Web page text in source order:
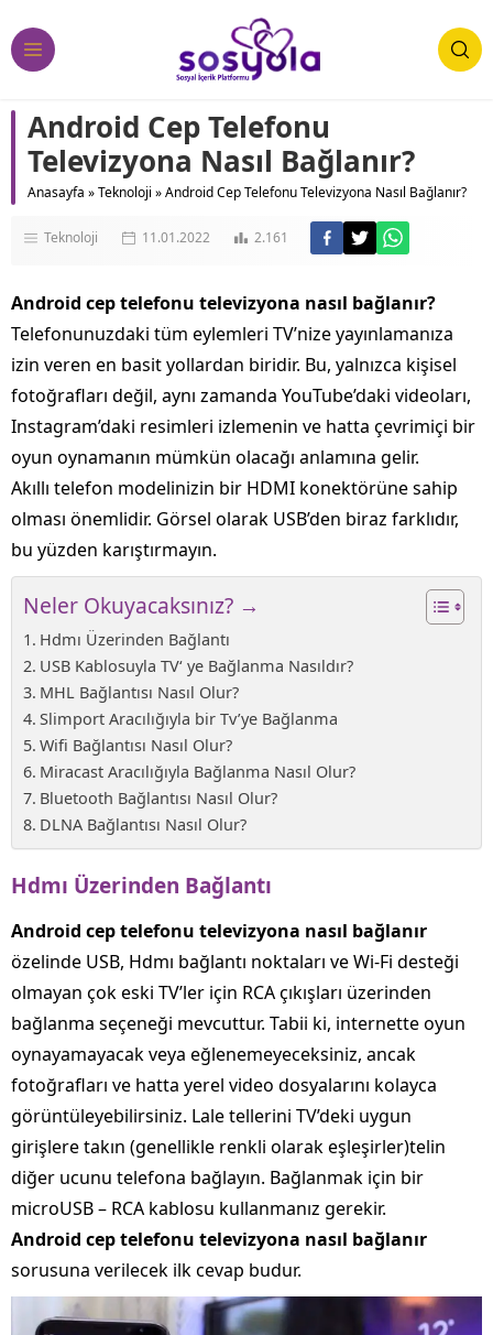
Android Cep Telefonu
Televizyona Nasıl Bağlanır?
Anasayfa »Teknoloji »Android Cep Telefonu Televizyona Nasıl Bağlanır?
Teknoloji 11.01.2022 2.161
Android ceptelefonu televizyona nasıl bağlanır?
Telefonunuzdaki tüm eylemleri TV’nize yayınlamanıza
izin veren en basit yollardan biridir. Bu, yalnızca kişisel
fotoğrafları değil, aynı zamanda YouTube’daki videoları,
Instagram’daki resimleri izlemenin ve hatta çevrimiçi bir
oyun oynamanın mümkün olacağı anlamına gelir.
Akıllı telefon modelinizin bir HDMI konektörüne sahip
olması önemlidir. Görsel olarak USB’den biraz farklıdır,
bu yüzden karıştırmayın.
Neler Okuyacaksınız? →
Hdmı Üzerinden Bağlantı
USB Kablosuyla TV‘ ye Bağlanma Nasıldır?
MHL Bağlantısı Nasıl Olur?
Slimport Aracılığıyla bir Tv’ye Bağlanma
Wifi Bağlantısı Nasıl Olur?
Miracast Aracılığıyla Bağlanma Nasıl Olur?
Bluetooth Bağlantısı Nasıl Olur?
DLNA Bağlantısı Nasıl Olur?
Hdmı Üzerinden Bağlantı
Android ceptelefonu televizyona nasıl bağlanır
özelinde USB, Hdmı bağlantı noktaları ve Wi-Fi desteği
olmayan çok eski TV’ler için RCA çıkışları üzerinden
bağlanma seçeneği mevcuttur. Tabii ki, internette oyun
oynayamayacak veya eğlenemeyeceksiniz, ancak
fotoğrafları ve hatta yerel video dosyalarını kolayca
görüntüleyebilirsiniz. Lale tellerini TV’deki uygun
girişlere takın (genellikle renkli olarak eşleşirler)telin
diğer ucunu telefona bağlayın. Bağlanmak için bir
microUSB – RCA kablosu kullanmanız gerekir.
Android ceptelefonu televizyona nasıl bağlanır
sorusuna verilecek ilk cevap budur.